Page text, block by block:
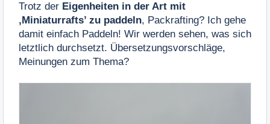
Trotz der Eigenheiten in der Art mit
‚Miniaturrafts’ zu paddeln, Packrafting? Ich gehe
damit einfach Paddeln! Wir werden sehen, was sich
letztlich durchsetzt. Übersetzungsvorschläge,
Meinungen zum Thema?